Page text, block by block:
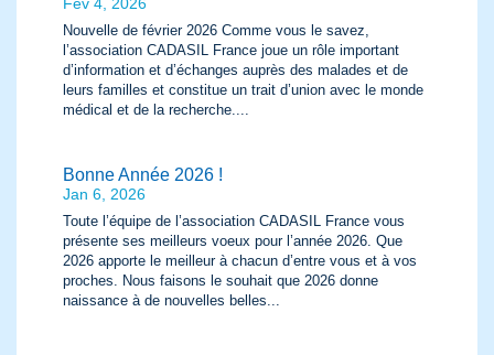
Nouvelle de février 2026 Comme vous le savez,
l’association CADASIL France joue un rôle important
d’information et d’échanges auprès des malades et de
leurs familles et constitue un trait d’union avec le monde
médical et de la recherche....
Bonne Année 2026 !
Jan 6, 2026
Toute l’équipe de l’association CADASIL France vous
présente ses meilleurs voeux pour l’année 2026. Que
2026 apporte le meilleur à chacun d’entre vous et à vos
proches. Nous faisons le souhait que 2026 donne
naissance à de nouvelles belles...